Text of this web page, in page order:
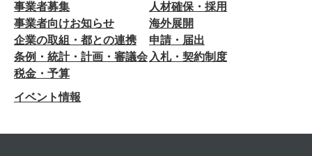
事業者募集
人材確保・採用
事業者向けお知らせ
海外展開
企業の取組・都との連携
申請・届出
条例・統計・計画・審議会 入札・契約制度
税金・予算
イベント情報